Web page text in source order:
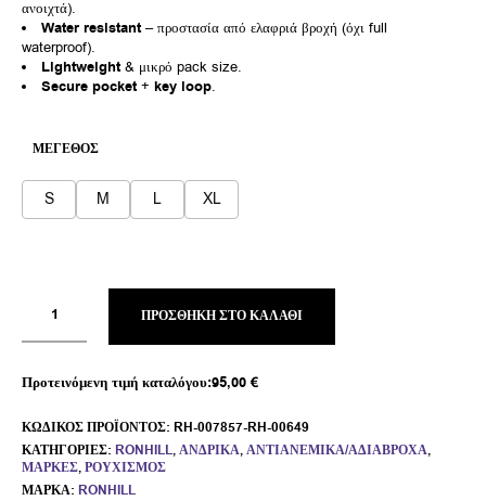
ανοιχτά).
Water resistant– προστασία από ελαφριά βροχή (όχι full
waterproof).
Lightweight& μικρό pack size.
Secure pocket+ key loop.
ΜΈΓΕΘΟΣ
S M L XL
ΠΡΟΣΘΉΚΗ ΣΤΟ ΚΑΛΆΘΙ
Προτεινόμενη τιμή καταλόγου:95,00€
ΚΩΔΙΚΌΣ ΠΡΟΪΌΝΤΟΣ: RH-007857-RH-00649
ΚΑΤΗΓΟΡΊΕΣ: RONHILL,ΑΝΔΡΙΚΆ,ΑΝΤΙΑΝΕΜΙΚΆ/ΑΔΙΆΒΡΟΧΑ,
ΜΆΡΚΕΣ,ΡΟΥΧΙΣΜΌΣ
ΜΆΡΚΑ: RONHILL